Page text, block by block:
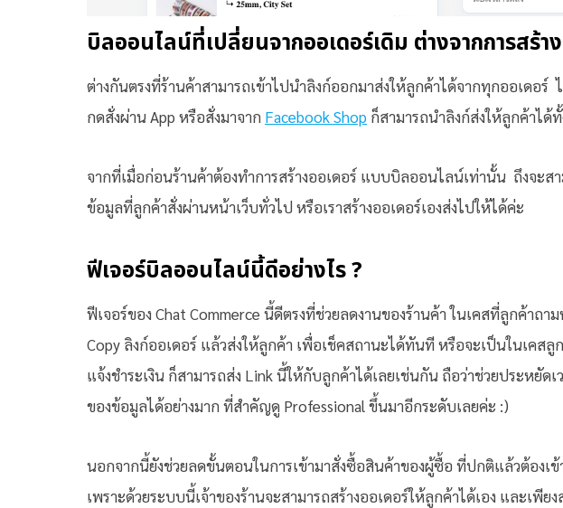
บิลออนไลน์ที่เปลี่ยนจากออเดอร์เดิม ต่างจากการสร้
ต่างกันตรงที่ร้านค้าสามารถเข้าไปนำลิงก์ออกมาส่งให้ลูกค้าได้จากทุกออเดอร์
กดสั่งผ่าน App หรือสั่งมาจาก Facebook Shop ก็สามารถนำลิงก์ส่งให้ลูกค้าได้
จากที่เมื่อก่อนร้านค้าต้องทำการสร้างออเดอร์ แบบบิลออนไลน์เท่านั้น ถึงจะส
ข้อมูลที่ลูกค้าสั่งผ่านหน้าเว็บทั่วไป หรือเราสร้างออเดอร์เองส่งไปให้ได้ค่ะ
ฟีเจอร์บิลออนไลน์นี้ดีอย่างไร ?
ฟีเจอร์ของ Chat Commerce นี้ดีตรงที่ช่วยลดงานของร้านค้า ในเคสที่ลูกค้าถา
Copy ลิงก์ออเดอร์ แล้วส่งให้ลูกค้า เพื่อเช็คสถานะได้ทันที หรือจะเป็นในเคสลู
แจ้งชำระเงิน ก็สามารถส่ง Link นี้ให้กับลูกค้าได้เลยเช่นกัน ถือว่าช่วยประหยัด
ของข้อมูลได้อย่างมาก ที่สำคัญดู Professional ขึ้นมาอีกระดับเลยค่ะ :)
นอกจากนี้ยังช่วยลดขั้นตอนในการเข้ามาสั่งซื้อสินค้าของผู้ซื้อ ที่ปกติแล้วต้องเข้
เพราะด้วยระบบนี้เจ้าของร้านจะสามารถสร้างออเดอร์ให้ลูกค้าได้เอง และเพี